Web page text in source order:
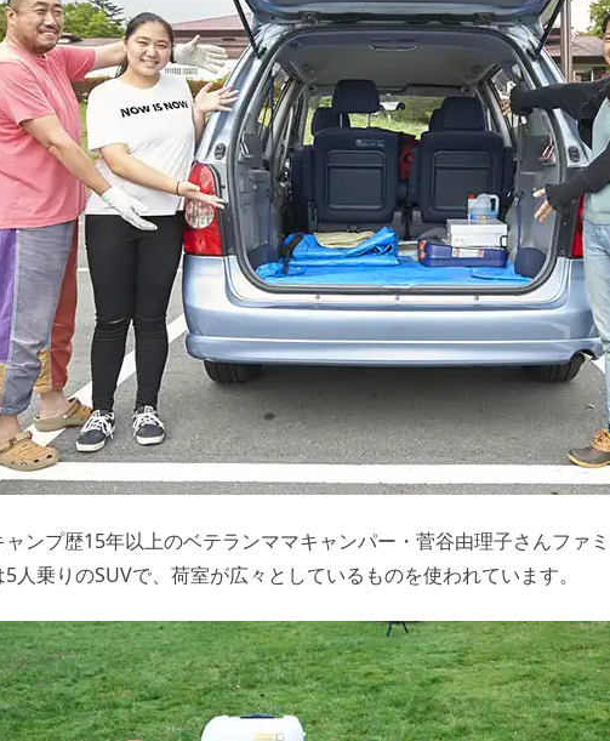
ャンプ歴15年以上のベテランママキャンパー・菅谷由理子さんファ
人乗りのSUVで、荷室が広々としているものを使われています。